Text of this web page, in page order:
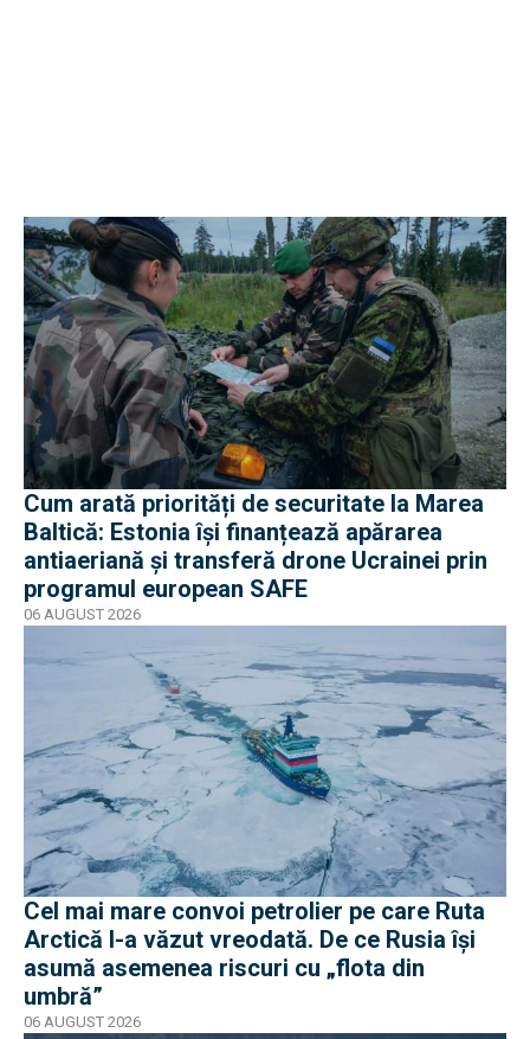
Cum arată priorități de securitate la Marea
Baltică: Estonia își finanțează apărarea
antiaeriană și transferă drone Ucrainei prin
programul european SAFE
06 AUGUST 2026
Cel mai mare convoi petrolier pe care Ruta
Arctică l-a văzut vreodată. De ce Rusia își
asumă asemenea riscuri cu „flota din
umbră”
06 AUGUST 2026